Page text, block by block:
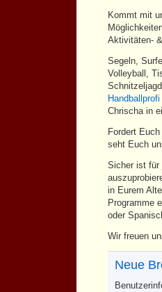
Kommt mit
Aktivitäten-
Segeln,
Volleyball,
Chrischa in
Fordert
seht Euch
Sicher ist für
in Eurem
Programme
oder
Wir freuen
Neue